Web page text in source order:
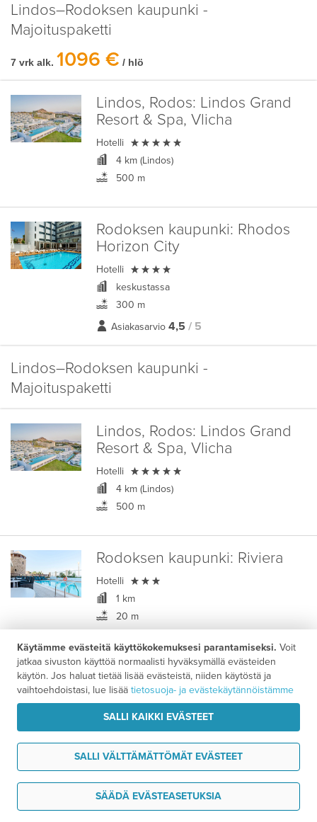
Tarvitsen tukea
Lindos–Rodoksen kaupunki -
Majoituspaketti
7 vrk alk. 1096 € / hlö
Lindos, Rodos: Lindos Grand
Resort & Spa, Vlicha
Hotelli 
4 km (Lindos)
500 m
Rodoksen kaupunki: Rhodos
Horizon City
Hotelli 
keskustassa
300 m
Asiakasarvio 4,5 / 5
Lindos–Rodoksen kaupunki -
Majoituspaketti
Lindos, Rodos: Lindos Grand
Resort & Spa, Vlicha
Hotelli 
4 km (Lindos)
500 m
Rodoksen kaupunki: Riviera
Hotelli 
1 km
20 m
Lindos–Rodoksen kaupunki -
Majoituspaketti
7 vrk alk. 1249 €/ hlö
Lindos, Rodos:Lindos Grand
Resort & Spa, Vlicha
Hotelli
Käytämme evästeitä käyttökokemuksesi parantamiseksi. Voit
jatkaa sivuston käyttöä normaalisti hyväksymällä evästeiden
käytön. Jos haluat tietää lisää evästeistä, niiden käytöstä ja
vaihtoehdoistasi, lue lisää tietosuoja- ja evästekäytännöistämme
SALLI KAIKKI EVÄSTEET
SALLI VÄLTTÄMÄTTÖMÄT EVÄSTEET
SÄÄDÄ EVÄSTEASETUKSIA